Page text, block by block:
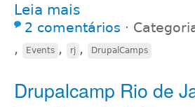
Leia mais
2 comentários ⋅
, Events , rj , DrupalCamps
Drupalcamp Rio de